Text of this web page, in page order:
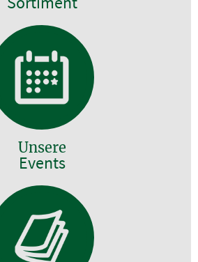
Unsere
Events